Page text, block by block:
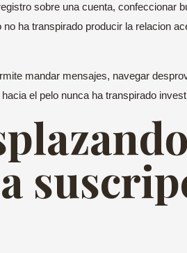
sobre una cuenta,
ha transpirado producir la relacion
mandar mensajes, navegar
el pelo nunca ha transpirado